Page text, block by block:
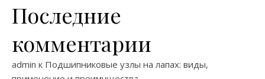
Последние
комментарии
admin к Подшипниковые узлы на лапах: виды,